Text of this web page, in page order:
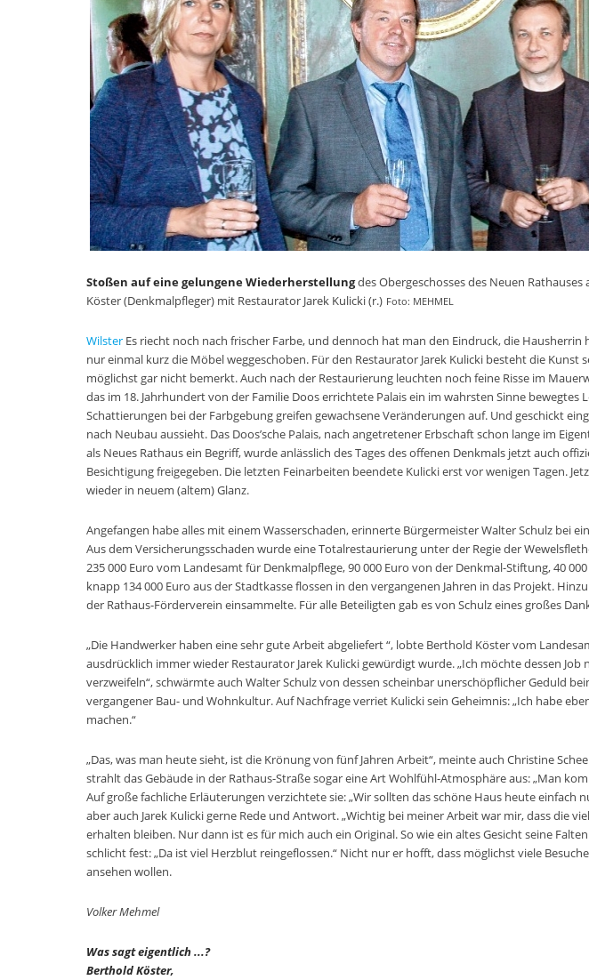
Stoßen auf eine gelungene Wiederherstellungdes Obergeschosses des Neuen
Köster (Denkmalpfleger) mit Restaurator Jarek Kulicki (r.) Foto: MEHMEL
Wilster Es riecht noch nach frischer Farbe, und dennoch hat man den Eindruck, die Hausherrin
nur einmal kurz die Möbel weggeschoben. Für den Restaurator Jarek Kulicki besteht die Kunst
möglichst gar nicht bemerkt. Auch nach der Restaurierung leuchten noch feine Risse im
das im 18. Jahrhundert von der Familie Doos errichtete Palais ein im wahrsten Sinne bewegtes
Schattierungen bei der Farbgebung greifen gewachsene Veränderungen auf. Und geschickt
nach Neubau aussieht. Das Doos’sche Palais, nach angetretener Erbschaft schon lange im
als Neues Rathaus ein Begriff, wurde anlässlich des Tages des offenen Denkmals jetzt auch
Besichtigung freigegeben. Die letzten Feinarbeiten beendete Kulicki erst vor wenigen Tagen.
wieder in neuem (altem) Glanz.
Angefangen habe alles mit einem Wasserschaden, erinnerte Bürgermeister Walter Schulz bei
Aus dem Versicherungsschaden wurde eine Totalrestaurierung unter der Regie der
235 000 Euro vom Landesamt für Denkmalpflege, 90 000 Euro von der Denkmal-Stiftung, 40
knapp 134 000 Euro aus der Stadtkasse flossen in den vergangenen Jahren in das Projekt.
der Rathaus-Förderverein einsammelte. Für alle Beteiligten gab es von Schulz eines großes
„Die Handwerker haben eine sehr gute Arbeit abgeliefert “, lobte Berthold Köster vom
ausdrücklich immer wieder Restaurator Jarek Kulicki gewürdigt wurde. „Ich möchte dessen Job
verzweifeln“, schwärmte auch Walter Schulz von dessen scheinbar unerschöpflicher Geduld
vergangener Bau- und Wohnkultur. Auf Nachfrage verriet Kulicki sein Geheimnis: „Ich habe
machen.“
„Das, was man heute sieht, ist die Krönung von fünf Jahren Arbeit“, meinte auch Christine
strahlt das Gebäude in der Rathaus-Straße sogar eine Art Wohlfühl-Atmosphäre aus: „Man
Auf große fachliche Erläuterungen verzichtete sie: „Wir sollten das schöne Haus heute einfach
aber auch Jarek Kulicki gerne Rede und Antwort. „Wichtig bei meiner Arbeit war mir, dass die
erhalten bleiben. Nur dann ist es für mich auch ein Original. So wie ein altes Gesicht seine
schlicht fest: „Da ist viel Herzblut reingeflossen.“ Nicht nur er hofft, dass möglichst viele
ansehen wollen.
Volker Mehmel
Was sagt eigentlich ...?
Berthold Köster,